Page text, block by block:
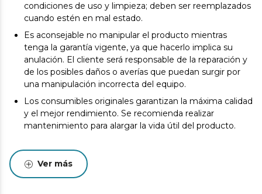
condiciones de uso y limpieza; deben ser reemplazados
cuando estén en mal estado.
Es aconsejable no manipular el producto mientras
tenga la garantía vigente, ya que hacerlo implica su
anulación. El cliente será responsable de la reparación y
de los posibles daños o averías que puedan surgir por
una manipulación incorrecta del equipo.
Los consumibles originales garantizan la máxima calidad
y el mejor rendimiento. Se recomienda realizar
mantenimiento para alargar la vida útil del producto.
Ver más